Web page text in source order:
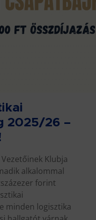
2025/26 –
Klubja
alkalommal
forint
minden logisztika